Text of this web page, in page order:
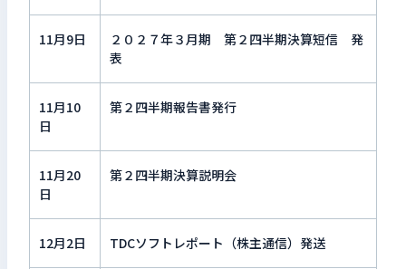
11月9日
２０２７年３月期 第２四半期決算短信 発
表
11月10
日
第２四半期報告書発行
11月20
日
第２四半期決算説明会
12月2日 TDCソフトレポート（株主通信）発送